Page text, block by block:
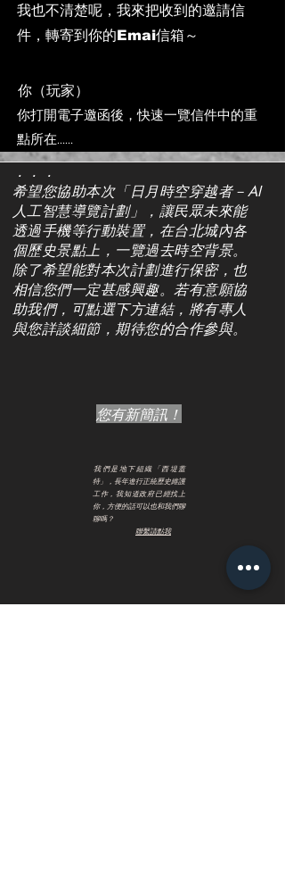
我也不清楚呢，我來把收到的邀請信
件，轉寄到你的Emai信箱～
你（玩家）
你打開電子邀函後，快速一覽信件中的重
點所在……
．．．
希望您協助本次「日月時空穿越者－AI
人工智慧導覽計劃」，讓民眾未來能
透過手機等行動裝置，在台北城內各
個歷史景點上，一覽過去時空背景。
除了希望能對本次計劃進行保密，也
相信您們一定甚感興趣。若有意願協
助我們，可點選下方連結，將有專人
與您詳談細節，期待您的合作參與。
​您有新簡訊！
​我們是地下組織「西堤蓋
特」，長年進行正統歷史維護
工作，我知道政府已經找上
你，方便的話可以也和我們聊
聊嗎？
聯繫請點我